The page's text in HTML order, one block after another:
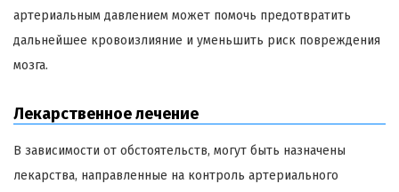
артериальным давлением может помочь предотвратить
дальнейшее кровоизлияние и уменьшить риск повреждения
мозга.
Лекарственное лечение
В зависимости от обстоятельств, могут быть назначены
лекарства, направленные на контроль артериального